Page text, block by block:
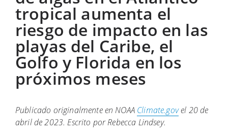
tropical aumenta el
riesgo de impacto en las
playas del Caribe, el
Golfo y Florida en los
próximos meses
Publicado originalmente en NOAA Climate.govel 20 de
abril de 2023. Escrito por Rebecca Lindsey.